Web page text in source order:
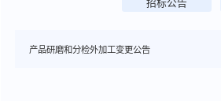
产品研磨和分检外加工变更公告